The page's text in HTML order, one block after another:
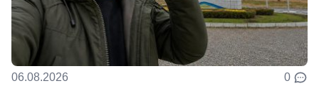
06.08.2026 0